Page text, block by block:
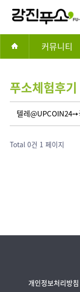
커뮤니티
푸소체험후기
Total 0건 1 페이지
개인정보처리방침